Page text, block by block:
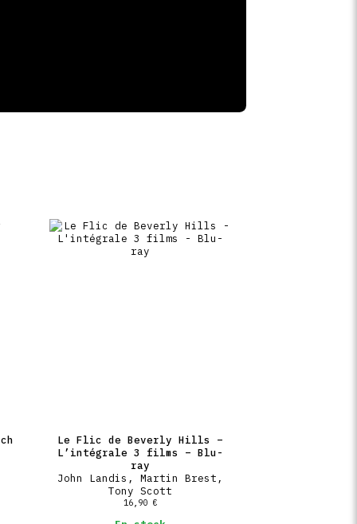
Le Flic de Beverly Hills –
L’intégrale 3 films – Blu-
ray
John Landis, Martin Brest,
Tony Scott
16,90 €